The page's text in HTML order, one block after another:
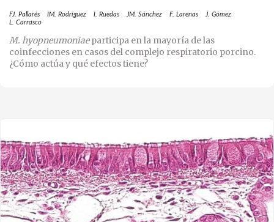
FJ. Pallarés IM. Rodríguez I. Ruedas JM. Sánchez F. Larenas
J. Gómez
L. Carrasco
M. hyopneumoniaeparticipa en la mayoría de las
coinfecciones en casos del complejo respiratorio porcino.
¿Cómo actúa y qué efectos tiene?